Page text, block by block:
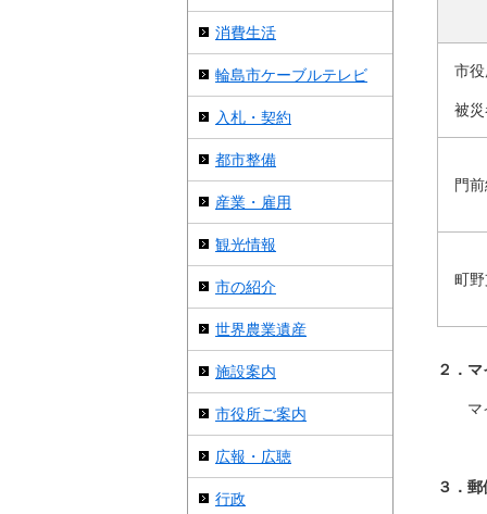
市
被
門
町
２．
マイ
３．
消費生活
輪島市ケーブルテレビ
入札・契約
都市整備
産業・雇用
観光情報
市の紹介
世界農業遺産
施設案内
市役所ご案内
広報・広聴
行政